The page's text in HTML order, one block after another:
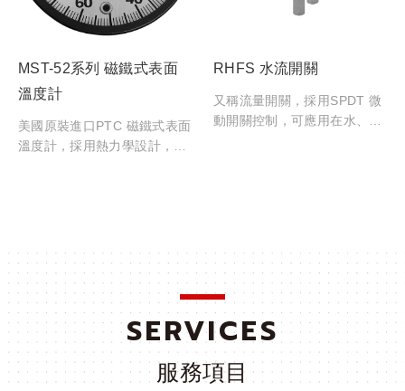
MST-52系列 磁鐵式表面
溫度計
美國原裝進口PTC 磁鐵式表面
溫度計，採用熱力學設計，用
RHFS 水流開關
又稱流量開關，採用SPDT 微
動開關控制，可應用在水、乙
SERVICES
服務項目